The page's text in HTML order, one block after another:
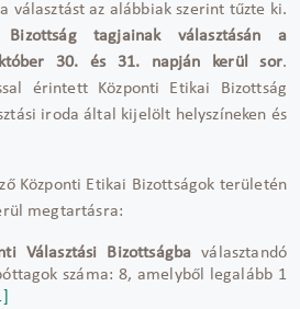
választást az alábbiak szerint tűzte ki.
tagjainak választásán
a
30. és 31. napján kerül sor.
érintett Központi Etikai Bizottság
iroda által kijelölt helyszíneken és
Központi Etikai Bizottságok területén
megtartásra:
Választási Bizottságba választandó
száma: 8, amelyből legalább 1